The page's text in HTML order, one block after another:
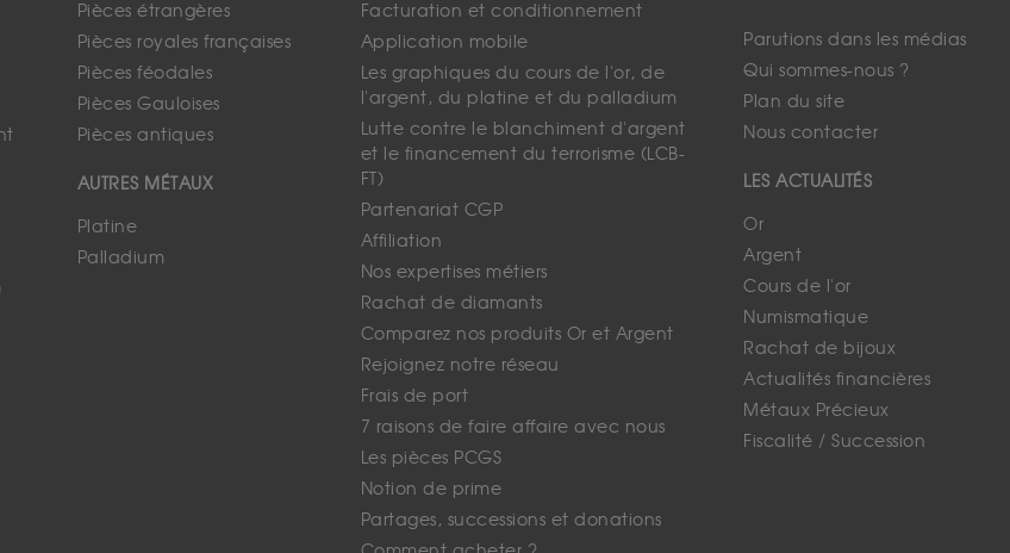
Pièces étrangères
Pièces royales françaises
Pièces féodales
Pièces Gauloises
Pièces antiques
AUTRES MÉTAUX
Platine
Palladium
Facturation et conditionnement
Application mobile
Les graphiques du cours de l'or, de
l'argent, du platine et du palladium
Lutte contre le blanchiment d'argent
et le financement du terrorisme (LCB-
FT)
Partenariat CGP
Affiliation
Nos expertises métiers
Rachat de diamants
Comparez nos produits Or et Argent
Rejoignez notre réseau
Frais de port
7 raisons de faire affaire avec nous
Les pièces PCGS
Notion de prime
Partages, successions et donations
Parutions dans les médias
Qui sommes-nous ?
Plan du site
Nous contacter
LES ACTUALITÉS
Or
Argent
Cours de l'or
Numismatique
Rachat de bijoux
Actualités financières
Métaux Précieux
Fiscalité / Succession